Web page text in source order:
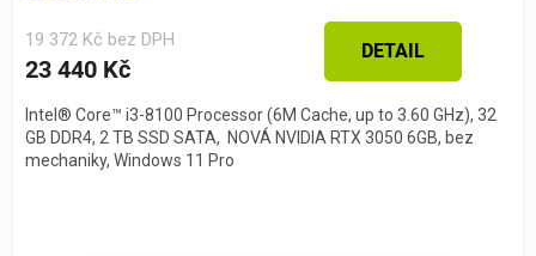
19 372 Kč bez DPH
23 440 Kč
DETAIL
Intel® Core™ i3-8100 Processor (6M Cache, up to 3.60 GHz), 32
GB DDR4, 2 TB SSD SATA, NOVÁ NVIDIA RTX 3050 6GB, bez
mechaniky, Windows 11 Pro